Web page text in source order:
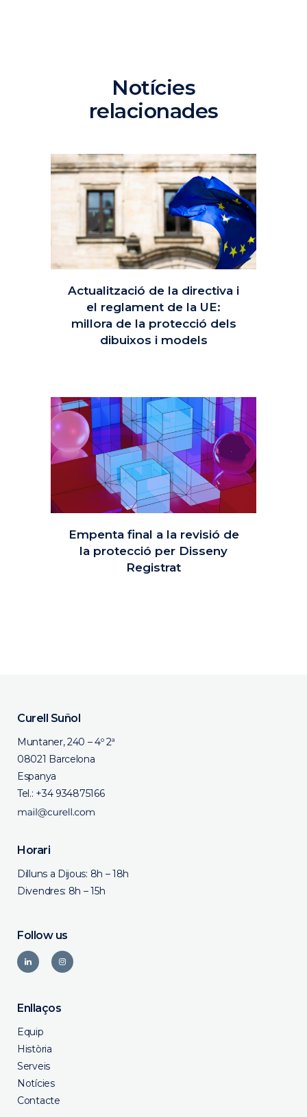
Notícies
relacionades
Actualització de la directiva i
el reglament de la UE:
millora de la protecció dels
dibuixos i models
Empenta final a la revisió de
la protecció per Disseny
Registrat
Curell Suñol
Muntaner, 240 – 4º 2ª
08021 Barcelona
Espanya
Tel.: +34 934875166
Horari
Dilluns a Dijous: 8h – 18h
Divendres: 8h – 15h
Follow us
Enllaços
Equip
Història
Serveis
Notícies
Contacte